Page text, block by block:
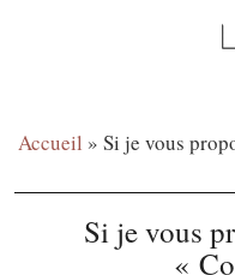
Accueil » Si je vous
Si je vous
«